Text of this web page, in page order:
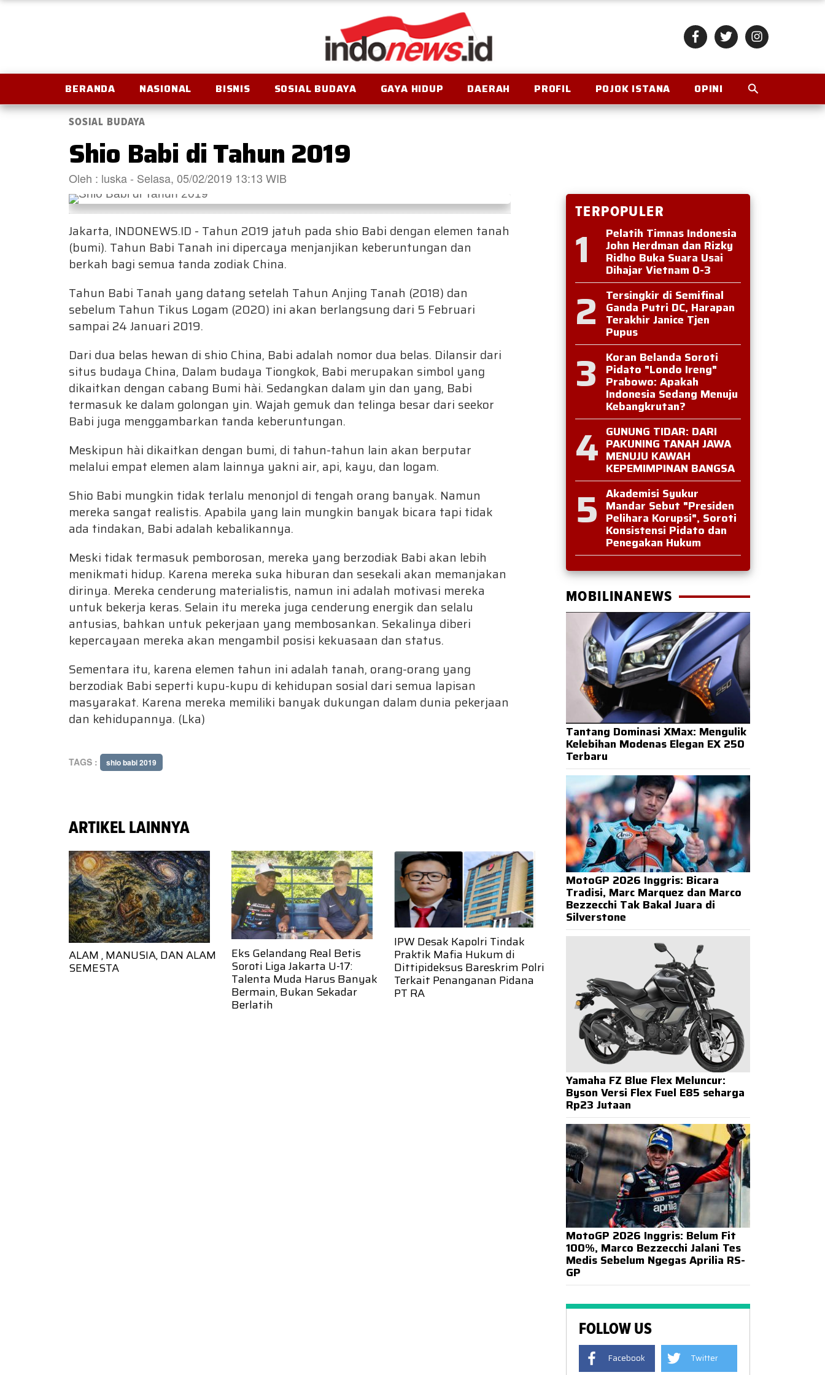
BERANDA NASIONAL BISNIS SOSIAL BUDAYA GAYA HIDUP DAERAH PROFIL POJOK ISTANA OPINI
SOSIAL BUDAYA
Shio Babi di Tahun 2019
Oleh : luska - Selasa, 05/02/2019 13:13 WIB
Jakarta, INDONEWS.ID - Tahun 2019 jatuh pada shio Babi dengan elemen tanah
(bumi). Tahun Babi Tanah ini dipercaya menjanjikan keberuntungan dan
berkah bagi semua tanda zodiak China.
Tahun Babi Tanah yang datang setelah Tahun Anjing Tanah (2018) dan
sebelum Tahun Tikus Logam (2020) ini akan berlangsung dari 5 Februari
sampai 24 Januari 2019.
Dari dua belas hewan di shio China, Babi adalah nomor dua belas. Dilansir dari
situs budaya China, Dalam budaya Tiongkok, Babi merupakan simbol yang
dikaitkan dengan cabang Bumi hài. Sedangkan dalam yin dan yang, Babi
termasuk ke dalam golongan yin. Wajah gemuk dan telinga besar dari seekor
Babi juga menggambarkan tanda keberuntungan.
Meskipun hài dikaitkan dengan bumi, di tahun-tahun lain akan berputar
melalui empat elemen alam lainnya yakni air, api, kayu, dan logam.
Shio Babi mungkin tidak terlalu menonjol di tengah orang banyak. Namun
mereka sangat realistis. Apabila yang lain mungkin banyak bicara tapi tidak
ada tindakan, Babi adalah kebalikannya.
Meski tidak termasuk pemborosan, mereka yang berzodiak Babi akan lebih
menikmati hidup. Karena mereka suka hiburan dan sesekali akan memanjakan
dirinya. Mereka cenderung materialistis, namun ini adalah motivasi mereka
untuk bekerja keras. Selain itu mereka juga cenderung energik dan selalu
antusias, bahkan untuk pekerjaan yang membosankan. Sekalinya diberi
kepercayaan mereka akan mengambil posisi kekuasaan dan status.
Sementara itu, karena elemen tahun ini adalah tanah, orang-orang yang
berzodiak Babi seperti kupu-kupu di kehidupan sosial dari semua lapisan
masyarakat. Karena mereka memiliki banyak dukungan dalam dunia pekerjaan
dan kehidupannya. (Lka)
TAGS : shio babi 2019
ARTIKEL LAINNYA
ALAM , MANUSIA, DAN ALAM
SEMESTA
Eks Gelandang Real Betis
Soroti Liga Jakarta U-17:
Talenta Muda Harus Banyak
Bermain, Bukan Sekadar
Berlatih
IPW Desak Kapolri Tindak
Praktik Mafia Hukum di
Dittipideksus Bareskrim Polri
Terkait Penanganan Pidana
PT RA
TERPOPULER
1 Pelatih Timnas Indonesia
John Herdman dan Rizky
Ridho Buka Suara Usai
Dihajar Vietnam 0-3
2 Tersingkir di Semifinal
Ganda Putri DC, Harapan
Terakhir Janice Tjen
Pupus
3 Koran Belanda Soroti
Pidato "Londo Ireng"
Prabowo: Apakah
Indonesia Sedang Menuju
Kebangkrutan?
4 GUNUNG TIDAR: DARI
PAKUNING TANAH JAWA
MENUJU KAWAH
KEPEMIMPINAN BANGSA
5 Akademisi Syukur
Mandar Sebut "Presiden
Pelihara Korupsi", Soroti
Konsistensi Pidato dan
Penegakan Hukum
MOBILINANEWS
Tantang Dominasi XMax: Mengulik
Kelebihan Modenas Elegan EX 250
Terbaru
MotoGP 2026 Inggris: Bicara
Tradisi, Marc Marquez dan Marco
Bezzecchi Tak Bakal Juara di
Silverstone
Yamaha FZ Blue Flex Meluncur:
Byson Versi Flex Fuel E85 seharga
Rp23 Jutaan
MotoGP 2026 Inggris: Belum Fit
100%, Marco Bezzecchi Jalani Tes
Medis Sebelum Ngegas Aprilia RS-
GP
FOLLOW US
Facebook Twitter